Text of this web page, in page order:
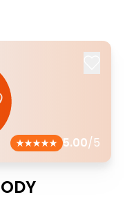
5.00/5